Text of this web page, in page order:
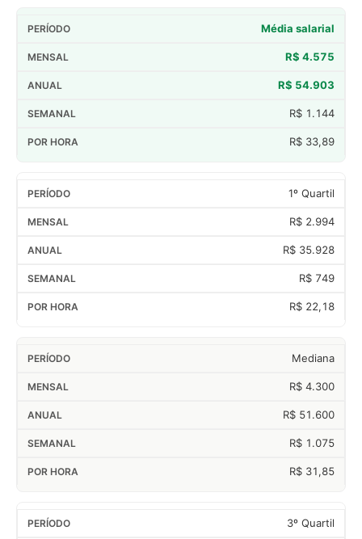
Média salarial
R$ 4.575
R$ 54.903
R$ 1.144
R$ 33,89
1º Quartil
R$ 2.994
R$ 35.928
R$ 749
R$ 22,18
Mediana
R$ 4.300
R$ 51.600
R$ 1.075
R$ 31,85
3º Quartil